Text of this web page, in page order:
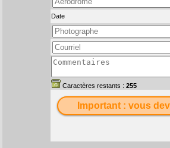
Date
Caractères restants : 255
Important : vous